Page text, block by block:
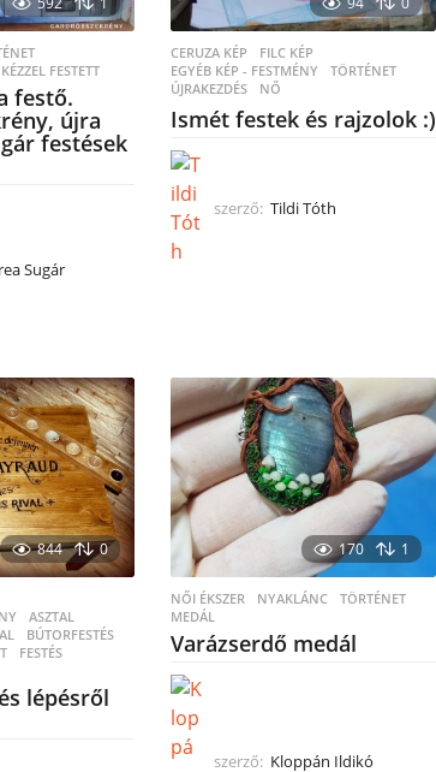
FESTETT
festő.
újra
festések
Sugár
CERUZA KÉP ,FILC KÉP
EGYÉB KÉP - FESTMÉNY
TÖRTÉNET
ÚJRAKEZDÉS
,NŐ
Ismét festek és rajzolok :)
szerző: Tildi Tóth
844 0
,ASZTAL
,BÚTORFESTÉS
,FESTÉS
lépésről
170 1
NŐI ÉKSZER ,NYAKLÁNC TÖRTÉNET
MEDÁL
Varázserdő medál
szerző: Kloppán Ildikó